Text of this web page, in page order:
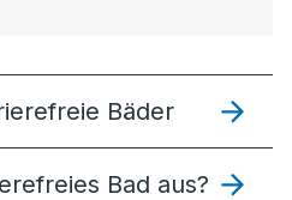
Bäder
Bad aus?